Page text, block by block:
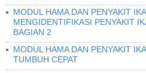
MODUL HAMA DAN PENYAKIT
MENGIDENTIFIKASI PENYAKIT
BAGIAN 2
MODUL HAMA DAN PENYAKIT
TUMBUH CEPAT